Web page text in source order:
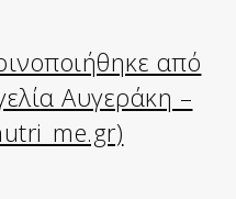
από
Αυγεράκη –